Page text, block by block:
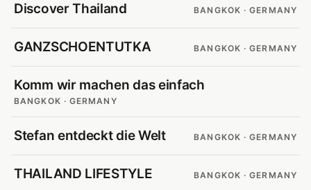
Discover Thailand BANGKOK · GERMANY
GANZSCHOENTUTKA BANGKOK · GERMANY
Komm wir machen das einfach
BANGKOK · GERMANY
Stefan entdeckt die Welt BANGKOK · GERMANY
THAILAND LIFESTYLE BANGKOK · GERMANY